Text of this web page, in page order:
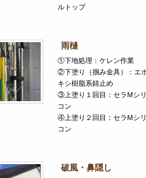
ルトップ
雨樋
①下地処理：ケレン作業
②下塗り（掴み金具）：エ
キシ樹脂系錆止め
③上塗り１回目：セラMシリ
コン
④上塗り２回目：セラMシリ
コン
破風・鼻隠し